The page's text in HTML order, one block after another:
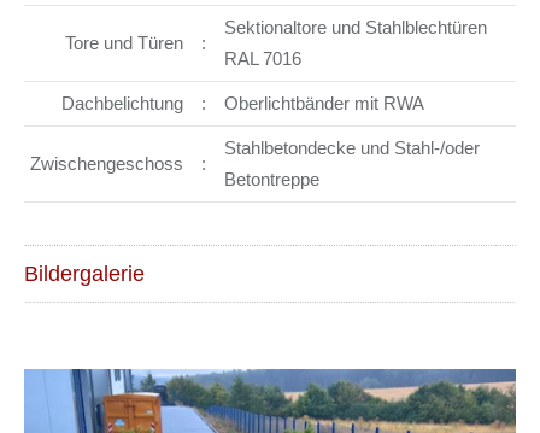
Tore und Türen :
Sektionaltore und Stahlblechtüren
RAL 7016
Dachbelichtung : Oberlichtbänder mit RWA
Zwischengeschoss :
Stahlbetondecke und Stahl-/oder
Betontreppe
Bildergalerie